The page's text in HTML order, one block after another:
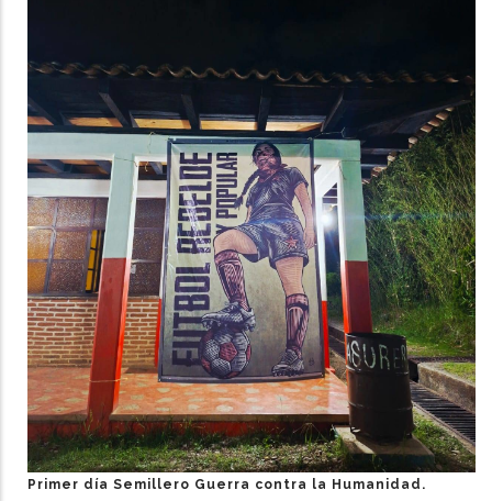
Primer día Semillero Guerra contra la Humanidad.